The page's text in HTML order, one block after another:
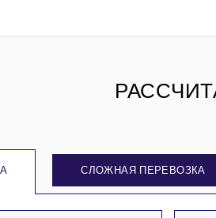
СЛОЖНАЯ ПЕРЕВОЗКА